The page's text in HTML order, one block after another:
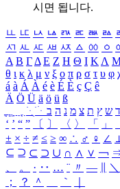
시면 됩니다.
ㅥ ㅦ ㅧ ㅨ ㅩ ㅪ ㅫ ㅬ
ㅺ ㅻ ㅼ ㅽ ㅾ ㅿ ㆀ ㆁ
Α Β ΓΔ Ε Ζ Η Θ Ι ΚΛ
θ ι κ λ μ ν ξ ο π ρ σ τ υ φ
á à Á À é è É È ç Ç ê
Ä Ö Ü ä ö ü ß
ִֶֹ ֻּ ׁׂ ד ש ץ ת צ מ נ ה ב
‘ ’ “ ” 〔 〕 〈 〉 「 」
± × ÷ ≠ ≤ ≥ ∞ ∴ ♂ ♀ ∠
⊆ ⊇ ⊂ ⊃ ∪ ∩ ∧ ∨ ￢
、
。 · ‥ … ¨ 〃 ― ＼
；
？ ＾ ｀